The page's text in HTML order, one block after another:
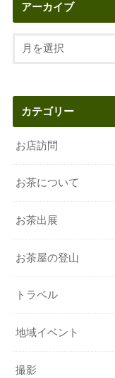
アーカイブ
カテゴリー
お店訪問
お茶について
お茶出展
お茶屋の登山
トラベル
地域イベント
撮影